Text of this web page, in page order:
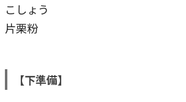
こしょう
片栗粉
【下準備】